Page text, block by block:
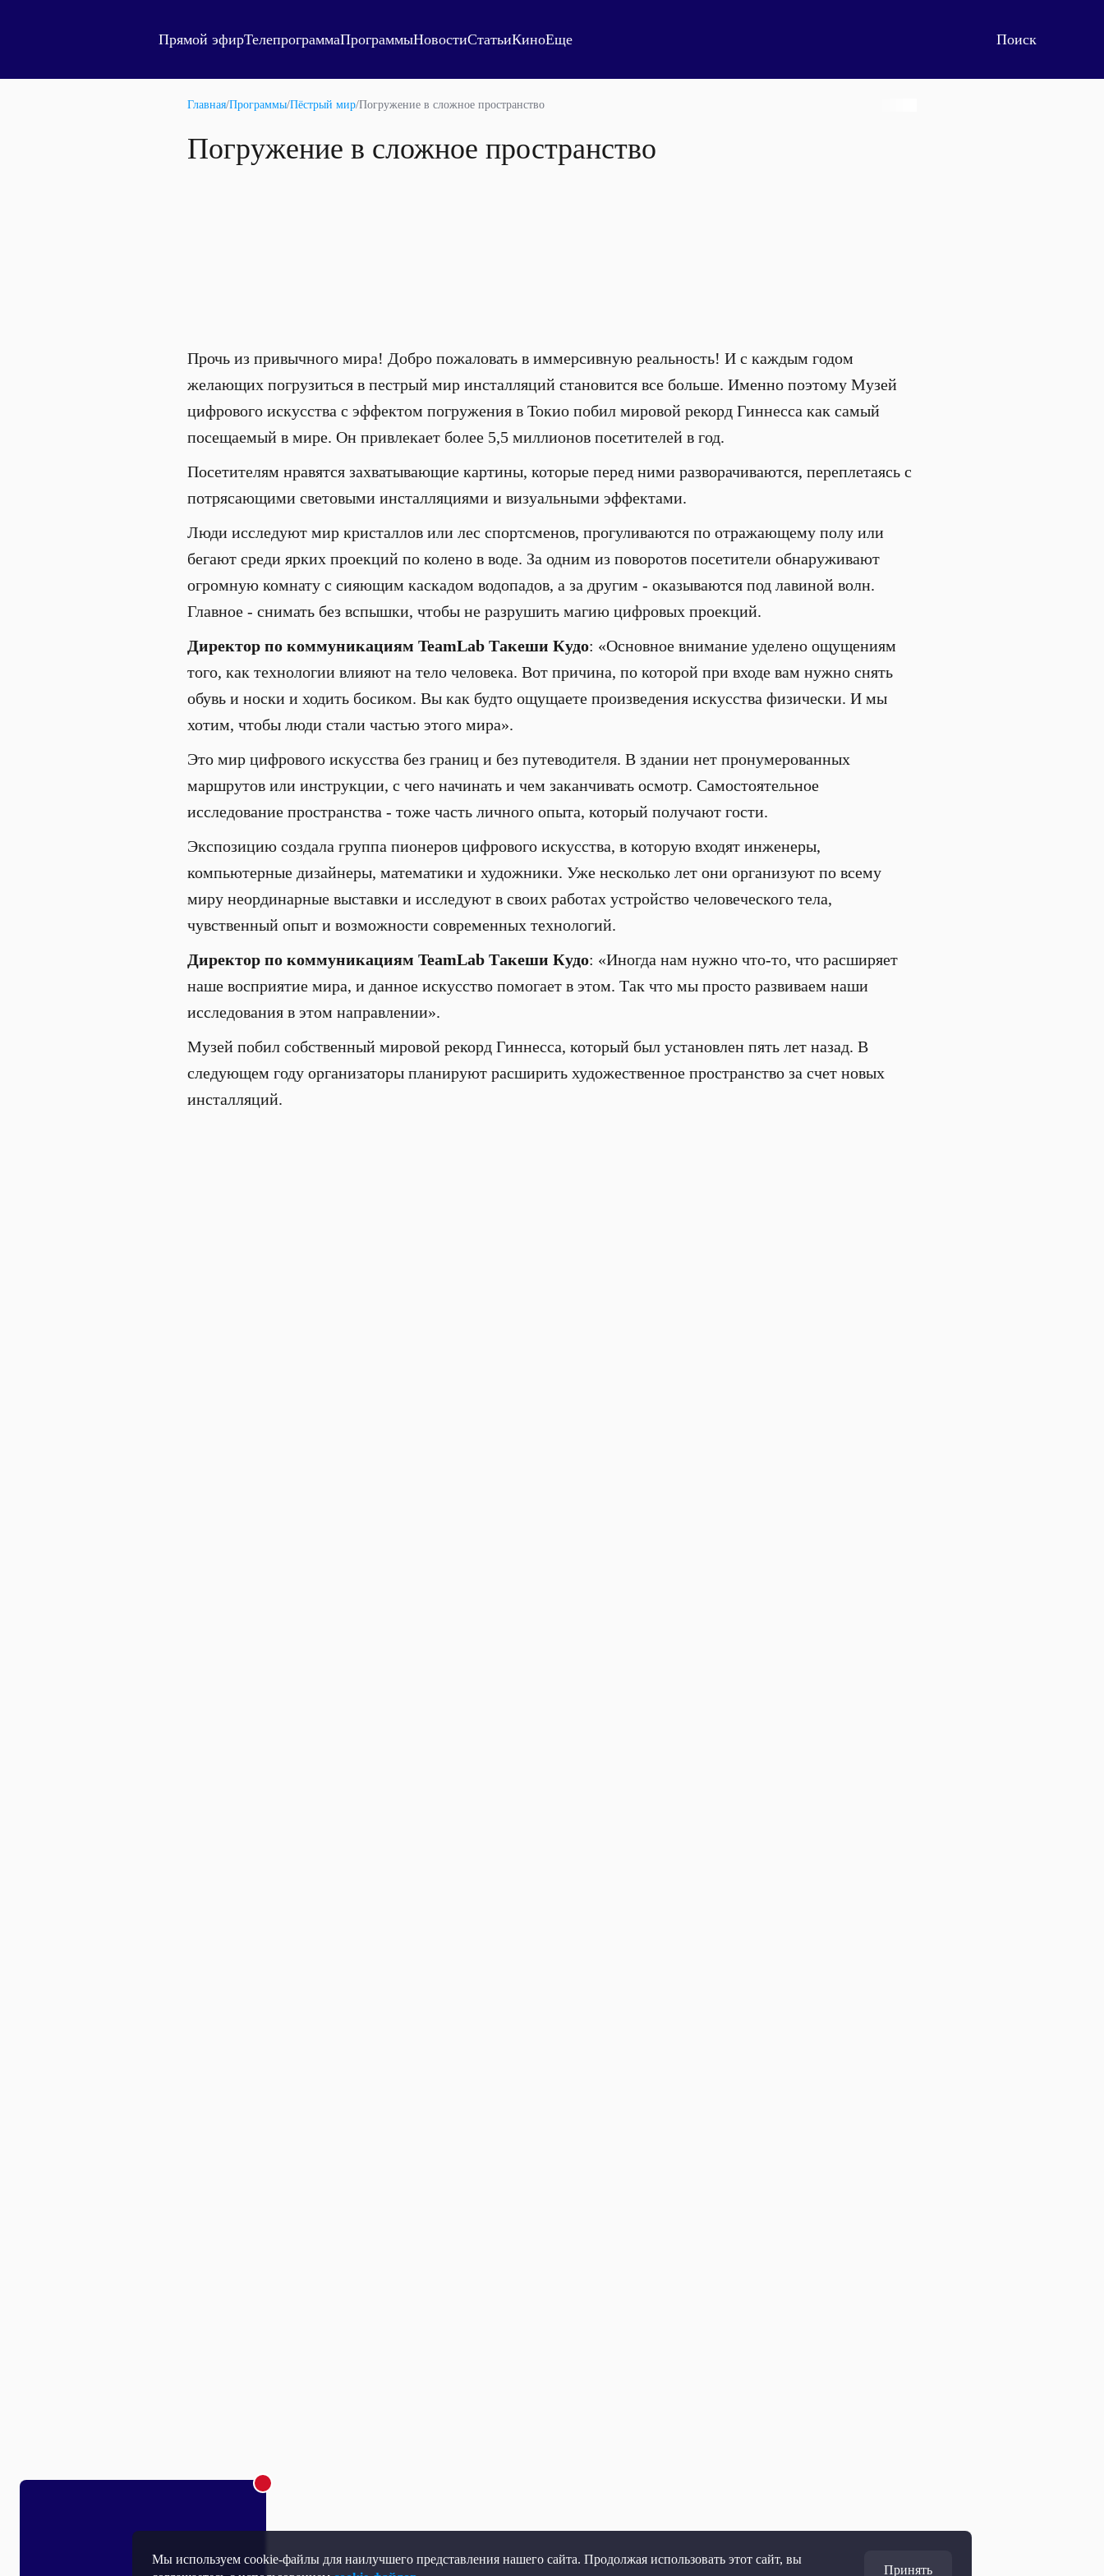
Мы используем cookie-файлы для наилучшего представления нашего сайта. Продолжая использовать этот сайт, вы
Принять
Прямой эфирТелепрограммаПрограммыНовостиСтатьиКиноЕще
Главная/Программы/Пёстрый мир/Погружение в сложное пространство
Погружение в сложное пространство
Прочь из привычного мира! Добро пожаловать в иммерсивную реальность! И с каждым годом
желающих погрузиться в пестрый мир инсталляций становится все больше. Именно поэтому Музей
цифрового искусства с эффектом погружения в Токио побил мировой рекорд Гиннесса как самый
посещаемый в мире. Он привлекает более 5,5 миллионов посетителей в год.
Посетителям нравятся захватывающие картины, которые перед ними разворачиваются, переплетаясь с
потрясающими световыми инсталляциями и визуальными эффектами.
Люди исследуют мир кристаллов или лес спортсменов, прогуливаются по отражающему полу или
бегают среди ярких проекций по колено в воде. За одним из поворотов посетители обнаруживают
огромную комнату с сияющим каскадом водопадов, а за другим - оказываются под лавиной волн.
Главное - снимать без вспышки, чтобы не разрушить магию цифровых проекций.
Директор по коммуникациям TeamLab Такеши Кудо: «Основное внимание уделено ощущениям
того, как технологии влияют на тело человека. Вот причина, по которой при входе вам нужно снять
обувь и носки и ходить босиком. Вы как будто ощущаете произведения искусства физически. И мы
хотим, чтобы люди стали частью этого мира».
Это мир цифрового искусства без границ и без путеводителя. В здании нет пронумерованных
маршрутов или инструкции, с чего начинать и чем заканчивать осмотр. Самостоятельное
исследование пространства - тоже часть личного опыта, который получают гости.
Экспозицию создала группа пионеров цифрового искусства, в которую входят инженеры,
компьютерные дизайнеры, математики и художники. Уже несколько лет они организуют по всему
миру неординарные выставки и исследуют в своих работах устройство человеческого тела,
чувственный опыт и возможности современных технологий.
Директор по коммуникациям TeamLab Такеши Кудо: «Иногда нам нужно что-то, что расширяет
наше восприятие мира, и данное искусство помогает в этом. Так что мы просто развиваем наши
исследования в этом направлении».
Музей побил собственный мировой рекорд Гиннесса, который был установлен пять лет назад. В
следующем году организаторы планируют расширить художественное пространство за счет новых
инсталляций.